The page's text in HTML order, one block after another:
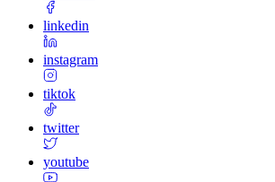
linkedin
instagram
tiktok
twitter
youtube